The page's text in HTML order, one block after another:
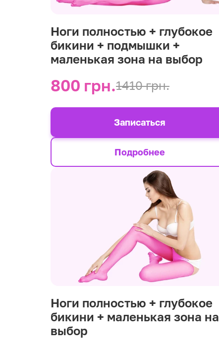
Ноги полностью + глубокое
бикини + подмышки +
маленькая зона на выбор
800 грн.1410 грн.
Подробнее
Записаться
Ноги полностью + глубокое
бикини + маленькая зона на
выбор